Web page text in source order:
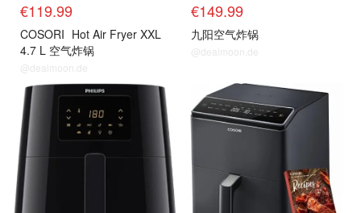
€119.99
COSORI Hot Air Fryer XXL
4.7 L 空气炸锅
@dealmoon.de
€149.99
九阳空气炸锅
@dealmoon.de
空气炸锅 空气炸锅